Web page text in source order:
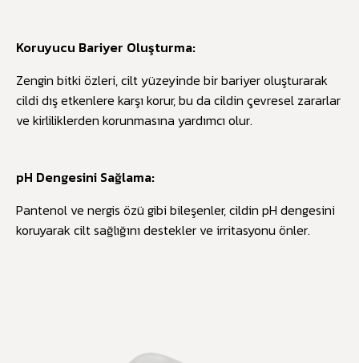
Koruyucu Bariyer Oluşturma:
Zengin bitki özleri, cilt yüzeyinde bir bariyer oluşturarak
cildi dış etkenlere karşı korur, bu da cildin çevresel zararlar
ve kirliliklerden korunmasına yardımcı olur.
pH Dengesini Sağlama:
Pantenol ve nergis özü gibi bileşenler, cildin pH dengesini
koruyarak cilt sağlığını destekler ve irritasyonu önler.